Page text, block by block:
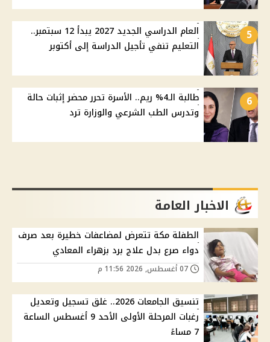
5
العام الدراسي الجديد 2027 يبدأ 12 سبتمبر..
التعليم تنفي تأجيل الدراسة إلى أكتوبر
6
طالبة الـ4% ريم.. الأسرة تحرر محضر إثبات حالة
وتدرس الطب الشرعي والوزارة ترد
الاخبار العامة
الطفلة مكة تتعرض لمضاعفات خطيرة بعد صرف
دواء صرع بدل علاج برد بزهراء المعادي
تنسيق الجامعات 2026.. غلق تسجيل وتعديل
رغبات المرحلة الأولى الأحد 9 أغسطس الساعة
7 مساءً